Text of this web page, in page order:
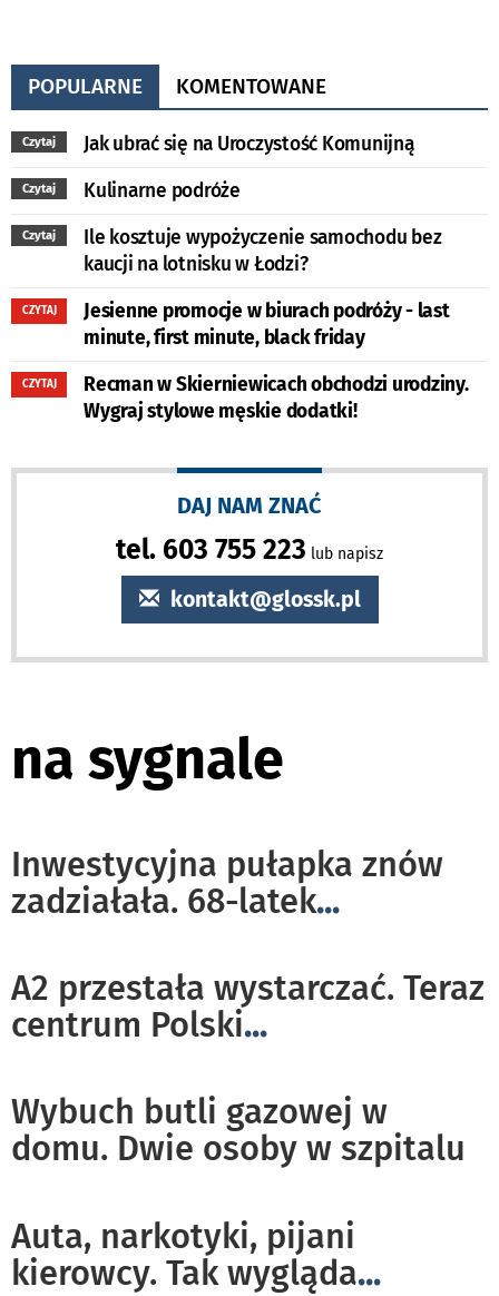
POPULARNE KOMENTOWANE
Czytaj Jak ubrać się na Uroczystość Komunijną
Czytaj Kulinarne podróże
Czytaj
Ile kosztuje wypożyczenie samochodu bez
kaucji na lotnisku w Łodzi?
CZYTAJ
Jesienne promocje w biurach podróży - last
minute, first minute, black friday
CZYTAJ
Recman w Skierniewicach obchodzi urodziny.
Wygraj stylowe męskie dodatki!
DAJ NAM ZNAĆ
tel. 603 755 223 lub napisz
kontakt@glossk.pl
na sygnale
Inwestycyjna pułapka znów
zadziałała. 68-latek...
A2 przestała wystarczać. Teraz
centrum Polski...
Wybuch butli gazowej w
domu. Dwie osoby w szpitalu
Auta, narkotyki, pijani
kierowcy. Tak wygląda...